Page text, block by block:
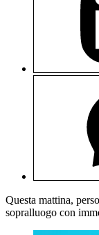
Questa mattina,
sopralluogo con